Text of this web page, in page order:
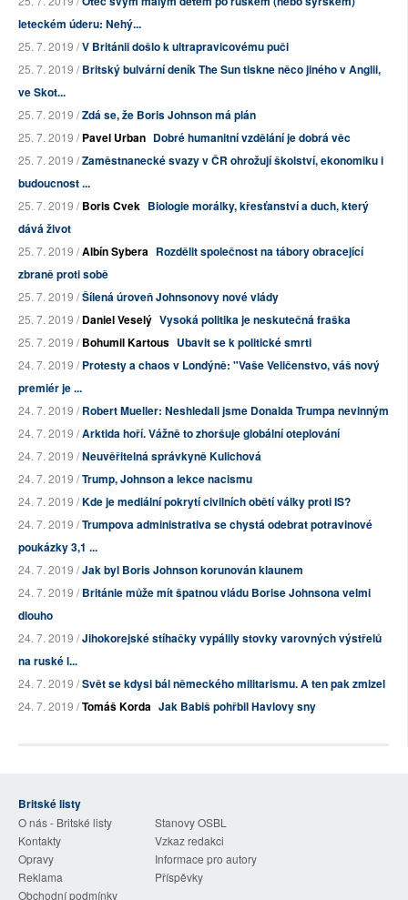
leteckém úderu: Nehý...
25. 7. 2019 /V Británii došlo k ultrapravicovému puči
25. 7. 2019 /Britský bulvární deník The Sun tiskne něco jiného v Anglii,
ve Skot...
25. 7. 2019 /Zdá se, že Boris Johnson má plán
25. 7. 2019 /Pavel Urban Dobré humanitní vzdělání je dobrá věc
25. 7. 2019 /Zaměstnanecké svazy v ČR ohrožují školství, ekonomiku i
budoucnost ...
25. 7. 2019 /Boris Cvek Biologie morálky, křesťanství a duch, který
dává život
25. 7. 2019 /Albín Sybera Rozdělit společnost na tábory obracející
zbraně proti sobě
25. 7. 2019 /Šílená úroveň Johnsonovy nové vlády
25. 7. 2019 /Daniel Veselý Vysoká politika je neskutečná fraška
25. 7. 2019 /Bohumil Kartous Ubavit se k politické smrti
24. 7. 2019 /Protesty a chaos v Londýně: "Vaše Veličenstvo, váš nový
premiér je ...
24. 7. 2019 /Robert Mueller: Neshledali jsme Donalda Trumpa nevinným
24. 7. 2019 /Arktida hoří. Vážně to zhoršuje globální oteplování
24. 7. 2019 /Neuvěřitelná správkyně Kulichová
24. 7. 2019 /Trump, Johnson a lekce nacismu
24. 7. 2019 /Kde je mediální pokrytí civilních obětí války proti IS?
24. 7. 2019 /Trumpova administrativa se chystá odebrat potravinové
poukázky 3,1 ...
24. 7. 2019 /Jak byl Boris Johnson korunován klaunem
24. 7. 2019 /Británie může mít špatnou vládu Borise Johnsona velmi
dlouho
24. 7. 2019 /Jihokorejské stíhačky vypálily stovky varovných výstřelů
na ruské l...
24. 7. 2019 /Svět se kdysi bál německého militarismu. A ten pak zmizel
24. 7. 2019 /Tomáš Korda Jak Babiš pohřbil Havlovy sny
Britské listy
O nás - Britské listy
Stanovy OSBL
Kontakty
Vzkaz redakci
Opravy
Informace pro autory
Reklama
Příspěvky
Obchodní podmínky